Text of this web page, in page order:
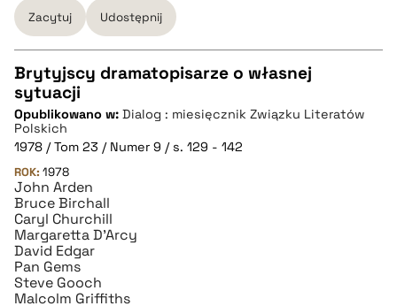
pobierz cytat
Zacytuj Udostępnij
CZYSTY TEKST
pobierz cytat
BIBTEX
pobierz cytat
Brytyjscy dramatopisarze o własnej
sytuacji
Opublikowano w: Dialog : miesięcznik Związku Literatów
Polskich
1978 / Tom 23 / Numer 9 / s. 129 - 142
ROK: 1978
John Arden
Bruce Birchall
Caryl Churchill
Margaretta D'Arcy
David Edgar
Pan Gems
Steve Gooch
Malcolm Griffiths